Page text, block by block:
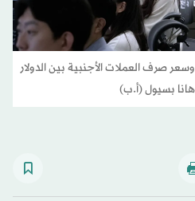
صرف العملات الأجنبية بين الدولار
بسيول (أ.ب)